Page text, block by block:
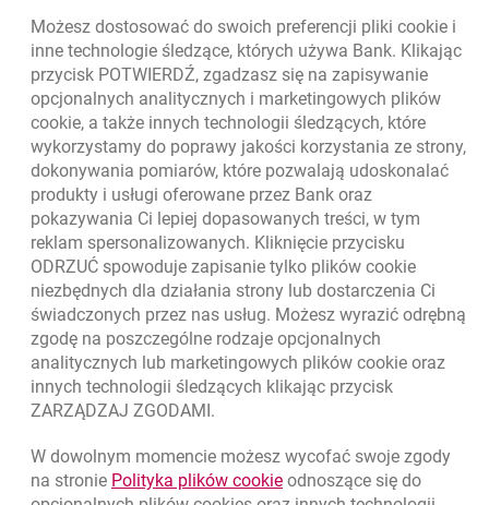
Oceń nas otwiera się w nowej karcie
Złóż wniosek przez internet
Skontaktuj się ze Specjalistą
O banku
Kursy wymiany walut
Kursy wymiany walut. Data aktualizacji: 6.08.2026, 09:37:30
WALUTA KUPNO SPRZEDAŻ
EUR 4.139 4.4615
Odpowiedzialny biznes
Regulacje zewnętrzne
Możesz dostosować do swoich preferencji pliki cookie i
inne technologie śledzące, których używa Bank. Klikając
przycisk POTWIERDŹ, zgadzasz się na zapisywanie
opcjonalnych analitycznych i marketingowych plików
cookie, a także innych technologii śledzących, które
wykorzystamy do poprawy jakości korzystania ze strony,
dokonywania pomiarów, które pozwalają udoskonalać
produkty i usługi oferowane przez Bank oraz
pokazywania Ci lepiej dopasowanych treści, w tym
reklam spersonalizowanych. Kliknięcie przycisku
ODRZUĆ spowoduje zapisanie tylko plików cookie
niezbędnych dla działania strony lub dostarczenia Ci
świadczonych przez nas usług. Możesz wyrazić odrębną
zgodę na poszczególne rodzaje opcjonalnych
analitycznych lub marketingowych plików cookie oraz
innych technologii śledzących klikając przycisk
ZARZĄDZAJ ZGODAMI.
W dowolnym momencie możesz wycofać swoje zgody
na stronie Polityka plików cookielink otwiera się w nowym
odnoszące się do